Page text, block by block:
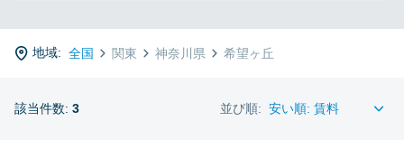
地域: 全国 関東 神奈川県 希望ヶ丘
該当件数: 3 並び順: